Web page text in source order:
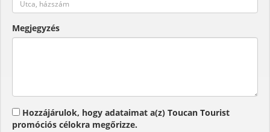
Megjegyzés
Hozzájárulok, hogy adataimat a(z) Toucan Tourist
promóciós célokra megőrizze.